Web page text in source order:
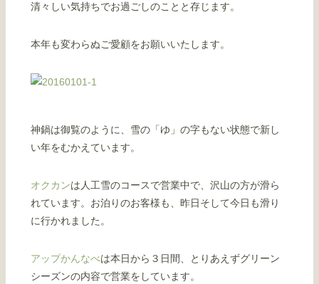
清々しい気持ちでお過ごしのことと存じます。
本年も変わらぬご愛顧をお願いいたします。
神鍋は御覧のように、雪の「ゆ」の字もない状態で新し
い年をむかえています。
オクカンは人工雪のコースで営業中で、沢山の方が滑ら
れています。お泊りのお客様も、昨日そして今日も滑り
に行かれました。
アップかんなべは本日から３日間、とりあえずグリーン
シーズンの内容で営業をしています。